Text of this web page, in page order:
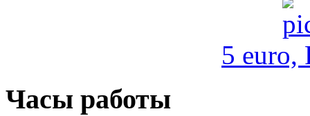
5 euro,
Часы работы